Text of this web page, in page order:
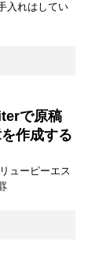
入れはしてい
で原稿
作成する
ューピーエス